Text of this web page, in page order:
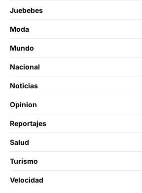
Juebebes
Moda
Mundo
Nacional
Noticias
Opinion
Reportajes
Salud
Turismo
Velocidad